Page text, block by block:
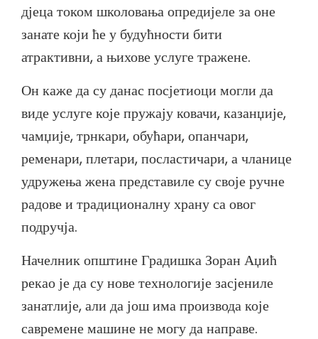
дјеца током школовања опредијеле за оне
занате који ће у будућности бити
атрактивни, а њихове услуге тражене.
Он каже да су данас посјетиоци могли да
виде услуге које пружају ковачи, казанџије,
чамџије, трнкари, обућари, опанчари,
ременари, плетари, посластичари, а чланице
удружења жена представиле су своје ручне
радове и традиционалну храну са овог
подручја.
Начелник општине Градишка Зоран Аџић
рекао је да су нове технологије засјениле
занатлије, али да још има производа које
савремене машине не могу да направе.